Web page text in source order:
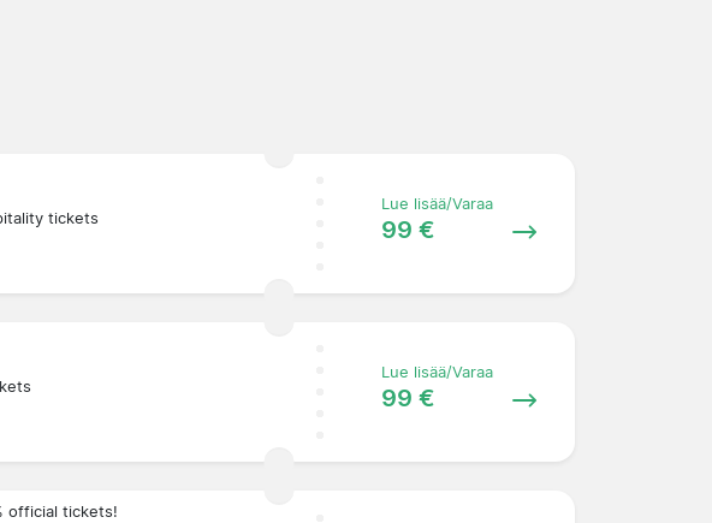
tickets
Lue lisää/Varaa
99 €
Lue lisää/Varaa
99 €
official tickets!